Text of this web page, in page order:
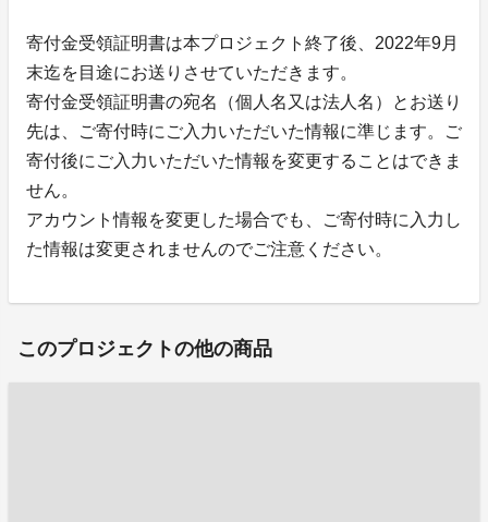
寄付金受領証明書は本プロジェクト終了後、2022年9月
末迄を目途にお送りさせていただきます。
寄付金受領証明書の宛名（個人名又は法人名）とお送り
先は、ご寄付時にご入力いただいた情報に準じます。ご
寄付後にご入力いただいた情報を変更することはできま
せん。
アカウント情報を変更した場合でも、ご寄付時に入力し
た情報は変更されませんのでご注意ください。
このプロジェクトの他の商品